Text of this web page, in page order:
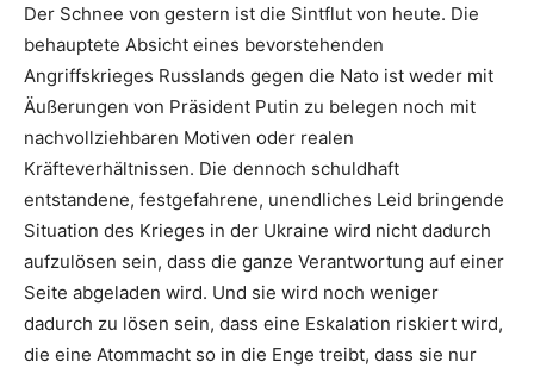
Der Schnee von gestern ist die Sintflut von heute. Die
behauptete Absicht eines bevorstehenden
Angriffskrieges Russlands gegen die Nato ist weder mit
Äußerungen von Präsident Putin zu belegen noch mit
nachvollziehbaren Motiven oder realen
Kräfteverhältnissen. Die dennoch schuldhaft
entstandene, festgefahrene, unendliches Leid bringende
Situation des Krieges in der Ukraine wird nicht dadurch
aufzulösen sein, dass die ganze Verantwortung auf einer
Seite abgeladen wird. Und sie wird noch weniger
dadurch zu lösen sein, dass eine Eskalation riskiert wird,
die eine Atommacht so in die Enge treibt, dass sie nur